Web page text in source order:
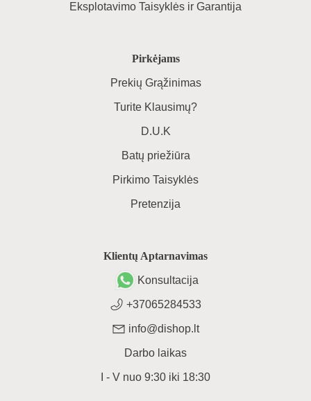
Eksplotavimo Taisyklės ir Garantija
Pirkėjams
Prekių Grąžinimas
Turite Klausimų?
D.U.K
Batų priežiūra
Pirkimo Taisyklės
Pretenzija
Klientų Aptarnavimas
Konsultacija
+37065284533
info@dishop.lt
Darbo laikas
I - V nuo 9:30 iki 18:30